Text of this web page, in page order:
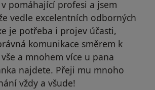
pomáhající profesi a jsem
vedle excelentních odborných
je potřeba i projev účasti,
komunikace směrem k
a mnohem více u pana
najdete. Přeji mu mnoho
vždy a všude!